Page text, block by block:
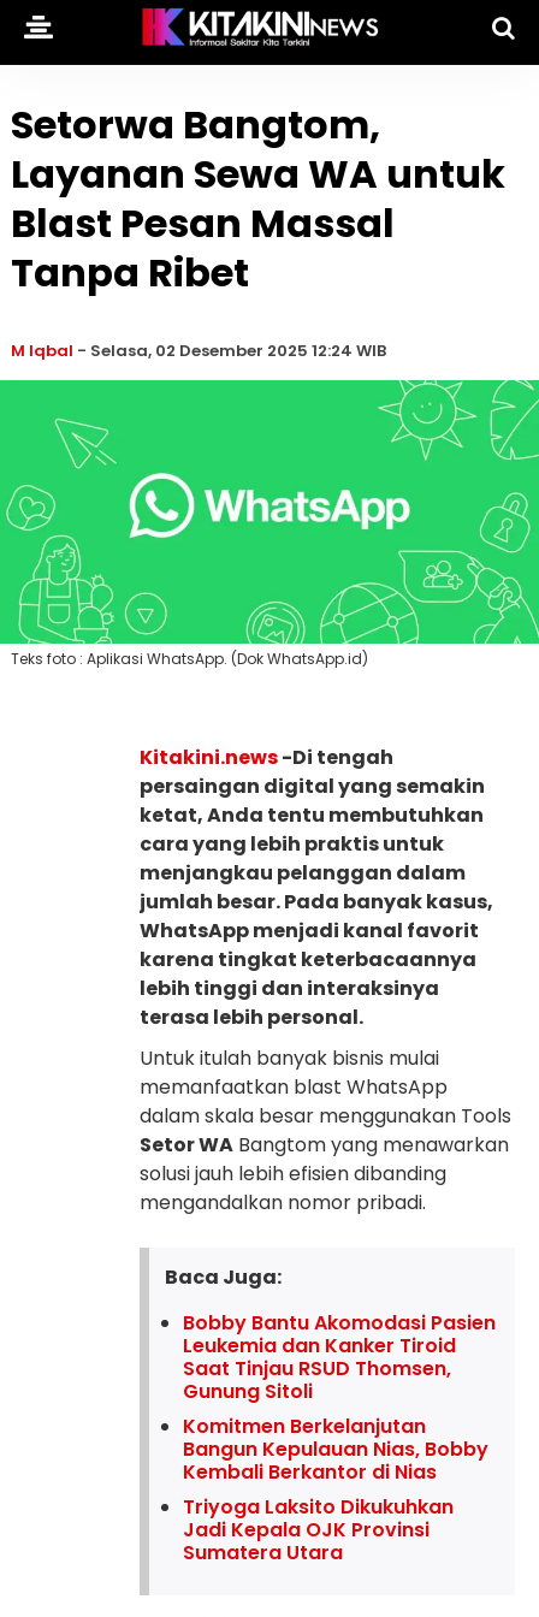
Setorwa Bangtom,
Layanan Sewa WA untuk
Blast Pesan Massal
Tanpa Ribet
M Iqbal - Selasa, 02 Desember 2025 12:24 WIB
Teks foto : Aplikasi WhatsApp. (Dok WhatsApp.id)
Kitakini.news-Di tengah
persaingan digital yang semakin
ketat, Anda tentu membutuhkan
cara yang lebih praktis untuk
menjangkau pelanggan dalam
jumlah besar. Pada banyak kasus,
WhatsApp menjadi kanal favorit
karena tingkat keterbacaannya
lebih tinggi dan interaksinya
terasa lebih personal.
Untuk itulah banyak bisnis mulai
memanfaatkan blast WhatsApp
dalam skala besar menggunakan Tools
Setor WA Bangtom yang menawarkan
solusi jauh lebih efisien dibanding
mengandalkan nomor pribadi.
Baca Juga:
Bobby Bantu Akomodasi Pasien
Leukemia dan Kanker Tiroid
Saat Tinjau RSUD Thomsen,
Gunung Sitoli
Komitmen Berkelanjutan
Bangun Kepulauan Nias, Bobby
Kembali Berkantor di Nias
Triyoga Laksito Dikukuhkan
Jadi Kepala OJK Provinsi
Sumatera Utara